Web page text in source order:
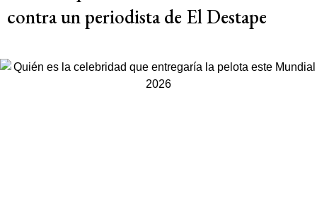
contra un periodista de El Destape